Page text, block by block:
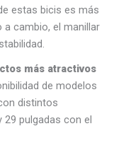
estas bicis es más
cambio, el manillar
más atractivos
de modelos
distintos
29 pulgadas con el